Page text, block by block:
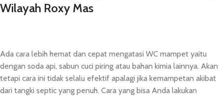
Wilayah Roxy Mas
Ada cara lebih hemat dan cepat mengatasi WC mampet yaitu
dengan soda api, sabun cuci piring atau bahan kimia lainnya. Akan
tetapi cara ini tidak selalu efektif apalagi jika kemampetan akibat
dari tangki septic yang penuh. Cara yang bisa Anda lakukan